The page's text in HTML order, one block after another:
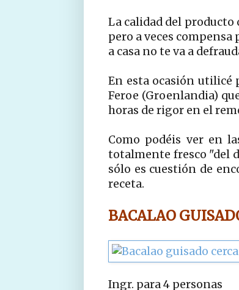
La calidad del producto
pero a veces compensa
a casa no te va a
En esta ocasión utilicé
Feroe (Groenlandia)
horas de rigor en el
Como podéis ver en
totalmente fresco "del
sólo es cuestión de
receta.
BACALAO
Ingr. para 4 personas